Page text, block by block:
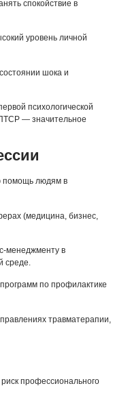
спокойствие в
уровень личной
шока и
психологической
— значительное
помощь людям в
(медицина, бизнес,
менеджменту в
среде.
по профилактике
травматерапии,
профессионального